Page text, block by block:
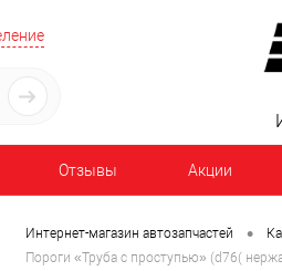
Отзывы Акции
Интернет-магазин автозапчастей •
Пороги «Труба с проступью» (d76(